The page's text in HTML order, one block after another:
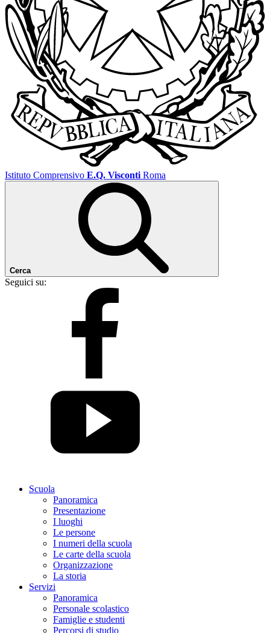
Istituto Comprensivo E.Q. Visconti Roma
Cerca
Seguici su:
Scuola
Panoramica
Presentazione
I luoghi
Le persone
I numeri della scuola
Le carte della scuola
Organizzazione
La storia
Servizi
Panoramica
Personale scolastico
Famiglie e studenti
Percorsi di studio